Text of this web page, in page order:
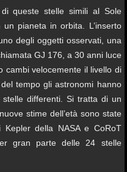
di queste stelle simili al Sole
pianeta in orbita. L’inserto
degli oggetti osservati, una
GJ 176, a 30 anni luce
cambi velocemente il livello di
tempo gli astronomi hanno
differenti. Si tratta di un
stime dell’età sono state
Kepler della NASA e CoRoT
gran parte delle 24 stelle